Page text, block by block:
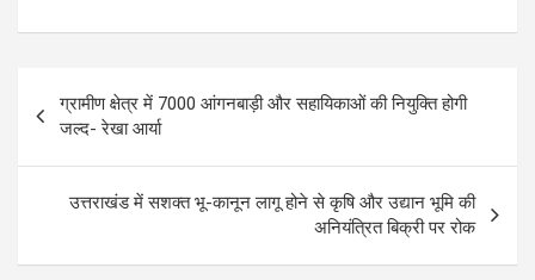
b
o
o
k
s
p
p
e
navigation
ग्रामीण क्षेत्र में 7000 आंगनबाड़ी और सहायिकाओं की नियुक्ति होगी
जल्द- रेखा आर्या
उत्तराखंड में सशक्त भू-कानून लागू होने से कृषि और उद्यान भूमि की
अनियंत्रित बिक्री पर रोक